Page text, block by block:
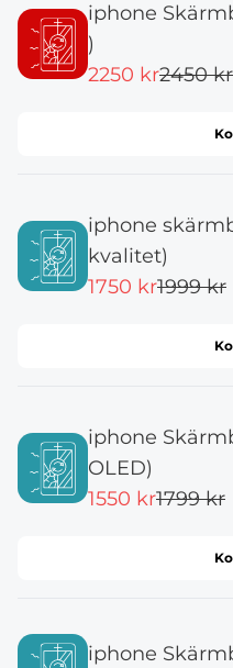
iphone
)
2250 kr2450 kr
iphone
kvalitet)
1750 kr1999 kr
iphone
OLED)
1550 kr1799 kr
iphone